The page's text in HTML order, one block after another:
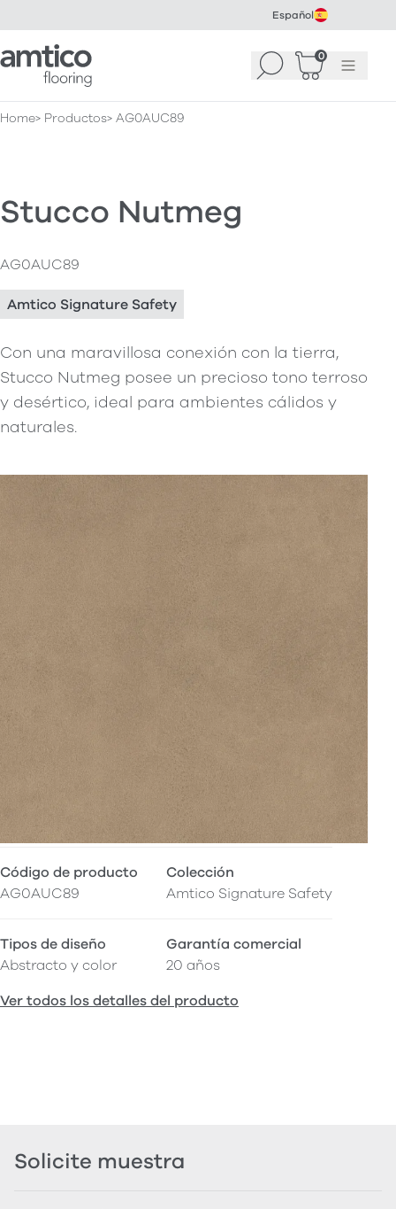
Español
Amtico Flooring Buscar 0
Cesta (0)
Menú
Home Productos AG0AUC89
Stucco Nutmeg
AG0AUC89
Amtico Signature Safety
Con una maravillosa conexión con la tierra,
Stucco Nutmeg posee un precioso tono terroso
y desértico, ideal para ambientes cálidos y
naturales.
Código de producto
AG0AUC89
Colección
Amtico Signature Safety
Tipos de diseño
Abstracto y color
Garantía comercial
20 años
Ver todos los detalles del producto
Solicite muestra